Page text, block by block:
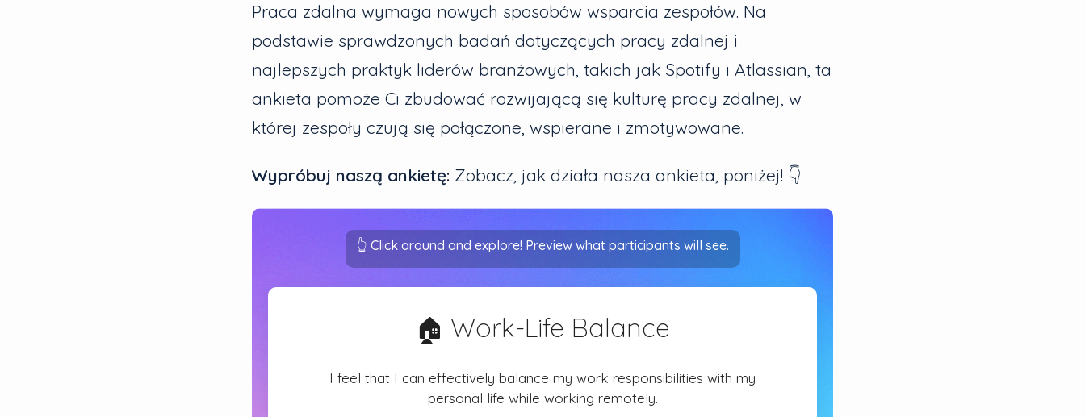
Praca zdalna wymaga nowych sposobów wsparcia zespołów. Na
podstawie sprawdzonych badań dotyczących pracy zdalnej i
najlepszych praktyk liderów branżowych, takich jak Spotify i Atlassian, ta
ankieta pomoże Ci zbudować rozwijającą się kulturę pracy zdalnej, w
której zespoły czują się połączone, wspierane i zmotywowane.
Wypróbuj naszą ankietę: Zobacz, jak działa nasza ankieta, poniżej! 👇